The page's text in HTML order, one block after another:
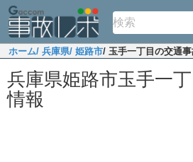
ホーム/ 兵庫県/ 姫路市/ 玉手一丁目の交通
兵庫県姫路市玉手一
情報